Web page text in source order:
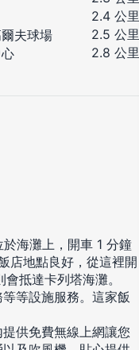
2.4 公里
夫球場
2.5 公里
2.8 公里
海灘上，開車 1 分鐘
店地點良好，從這裡開
抵達卡列塔海灘。
等設施服務。這家飯
供免費無線上網讓您